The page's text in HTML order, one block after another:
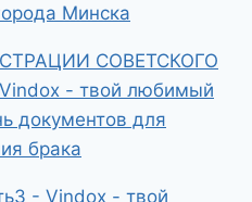
Минска
СОВЕТСКОГО
- твой любимый
документов для
брака
- Vindox - твой